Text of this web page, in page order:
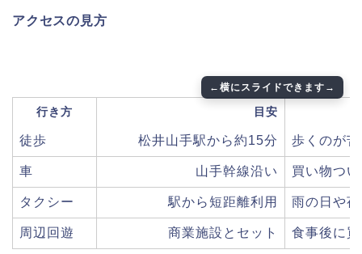
アクセスの見方
行き方 目安
徒歩 松井山手駅から約15分 歩くのが
車 山手幹線沿い 買い物つ
タクシー 駅から短距離利用 雨の日や
周辺回遊 商業施設とセット 食事後に